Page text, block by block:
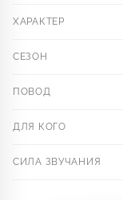
ХАРАКТЕР
СЕЗОН
ПОВОД
ДЛЯ КОГО
СИЛА ЗВУЧАНИЯ